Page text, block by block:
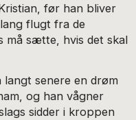
før han bliver
flugt fra de
må sætte, hvis det skal
senere en drøm
og han vågner
sidder i kroppen